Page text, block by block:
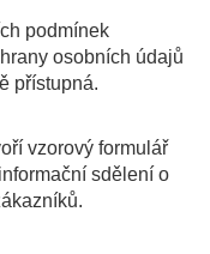
podmínek
osobních údajů
přístupná.
vzorový formulář
sdělení o